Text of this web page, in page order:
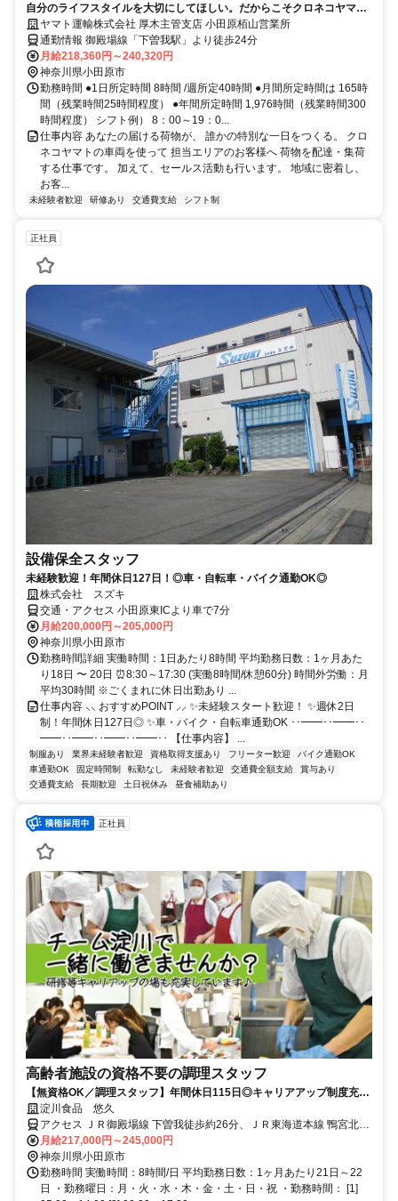
自分のライフスタイルを大切にしてほしい。だからこそクロネコヤマト
は収入も休日も充実
ヤマト運輸株式会社 厚木主管支店 小田原栢山営業所
通勤情報 御殿場線「下曽我駅」より徒歩24分
月給218,360円～240,320円
神奈川県小田原市
勤務時間 ●1日所定時間 8時間 /週所定40時間 ●月間所定時間は 165時
間（残業時間25時間程度） ●年間所定時間 1,976時間（残業時間300
時間程度） シフト例） 8：00～19：0...
仕事内容 あなたの届ける荷物が、 誰かの特別な一日をつくる。 クロ
ネコヤマトの車両を使って 担当エリアのお客様へ 荷物を配達・集荷
する仕事です。 加えて、セールス活動も行います。 地域に密着し、
お客...
未経験者歓迎 研修あり 交通費支給 シフト制
正社員
設備保全スタッフ
未経験歓迎！年間休日127日！◎車・自転車・バイク通勤OK◎
株式会社 スズキ
交通・アクセス 小田原東ICより車で7分
月給200,000円～205,000円
神奈川県小田原市
勤務時間詳細 実働時間：1日あたり8時間 平均勤務日数：1ヶ月あた
り18日 〜 20日 ⏰8:30～17:30 (実働8時間/休憩60分) 時間外労働：月
平均30時間 ※ごくまれに休日出勤あり ...
仕事内容 ⸜⸜ おすすめPOINT ⸝⸝ ✨未経験スタート歓迎！ ✨週休2日
制！年間休日127日◎ ✨車・バイク・自転車通勤OK ･･━━･･━━･･
━━･･━━･･━━･･━━･･ 【仕事内容】 ...
制服あり 業界未経験者歓迎 資格取得支援あり フリーター歓迎
バイク通勤OK
車通勤OK
固定時間制 転勤なし 未経験者歓迎 交通費全額支給
賞与あり
交通費支給
長期歓迎 土日祝休み 昼食補助あり
正社員
高齢者施設の資格不要の調理スタッフ
【無資格OK／調理スタッフ】年間休日115日◎キャリアアップ制度充
実。安心の社内研修制度あり。 「食」と「人」が好き。その想いを仕事
にしませんか。
淀川食品 悠久
アクセス ＪＲ御殿場線 下曽我徒歩約26分、ＪＲ東海道本線 鴨宮北口
徒歩約30分
月給217,000円～245,000円
神奈川県小田原市
勤務時間 実働時間：8時間/日 平均勤務日数：1ヶ月あたり21日～22
日 ・勤務曜日：月・火・水・木・金・土・日・祝 ・勤務時間： [1]